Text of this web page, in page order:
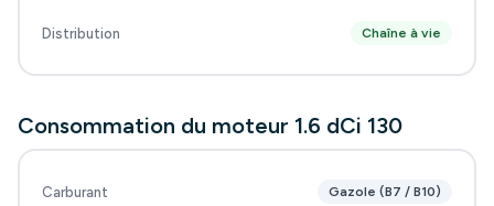
Distribution Chaîne à vie
Consommation du moteur 1.6 dCi 130
Carburant Gazole (B7 / B10)